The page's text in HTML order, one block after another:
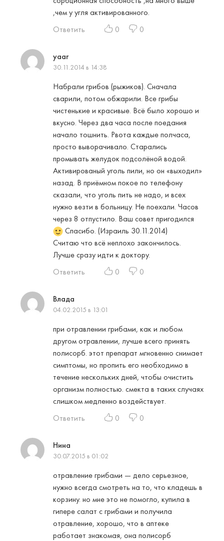
,чем у угля активированного.
Ответить
0 0
yaar
30.11.2014 в 14:38
Набрали грибов (рыжиков). Сначала
сварили, потом обжарили. Все грибы
чистенькие и красивые. Всё было хорошо и
вкусно. Через два часа после поедания
начало тошнить. Рвота каждые полчаса,
просто выворачивало. Старались
промывать желудок подсолёной водой.
Активированый уголь пили, но он «выходил»
назад. В приёмном покое по телефону
сказали, что уголь пить не надо, и всех
нужно везти в больницу. Не поехали. Часов
через 8 отпустило. Ваш совет пригодился
Спасибо. (Израиль 30.11.2014)
Считаю что всё неплохо закончилось.
Лучше сразу идти к доктору.
Ответить
0 0
Влада
04.02.2015 в 13:01
при отравлении грибами, как и любом
другом отравлении, лучше всего принять
полисорб. этот препарат мгновенно снимает
симптомы, но пропить его необходимо в
течение нескольких дней, чтобы очистить
организм полностью. смекта в таких случаях
слишком медленно воздействует.
Ответить
0 0
Нина
30.07.2015 в 01:02
отравление грибами — дело серьезное,
нужно всегда смотреть на то, что кладешь в
корзину. но мне это не помогло, купила в
гипере салат с грибами и получила
отравление, хорошо, что в аптеке
работает знакомая, она полисорб